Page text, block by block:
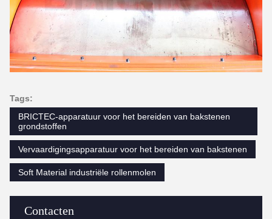
Contacten
Tags:
BRICTEC-apparatuur voor het bereiden van bakstenen
grondstoffen
Vervaardigingsapparatuur voor het bereiden van bakstenen
Soft Material industriële rollenmolen